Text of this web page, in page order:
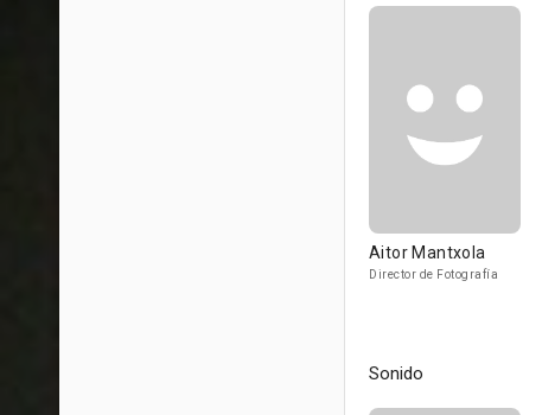
Aitor Mantxola
Director de Fotografía
Sonido